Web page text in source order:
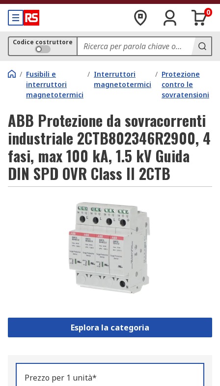
0
Codice costruttore
/ Fusibili e
interruttori
magnetotermici
/ Interruttori
magnetotermici
/ Protezione
contro le
sovratensioni
ABB Protezione da sovracorrenti
industriale 2CTB802346R2900, 4
fasi, max 100 kA, 1.5 kV Guida
DIN SPD OVR Class II 2CTB
Esplora la categoria
Prezzo per 1 unità*